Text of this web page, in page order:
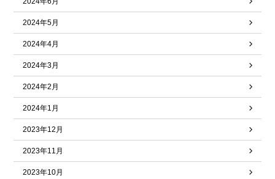
2024年5月
2024年4月
2024年3月
2024年2月
2024年1月
2023年12月
2023年11月
2023年10月